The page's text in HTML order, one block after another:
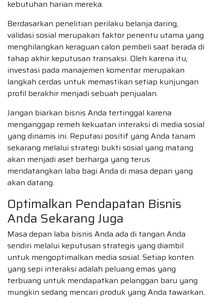
kebutuhan harian mereka.
Berdasarkan penelitian perilaku belanja daring,
validasi sosial merupakan faktor penentu utama yang
menghilangkan keraguan calon pembeli saat berada di
tahap akhir keputusan transaksi. Oleh karena itu,
investasi pada manajemen komentar merupakan
langkah cerdas untuk memastikan setiap kunjungan
profil berakhir menjadi sebuah penjualan.
Jangan biarkan bisnis Anda tertinggal karena
menganggap remeh kekuatan interaksi di media sosial
yang dinamis ini. Reputasi positif yang Anda tanam
sekarang melalui strategi bukti sosial yang matang
akan menjadi aset berharga yang terus
mendatangkan laba bagi Anda di masa depan yang
akan datang.
Optimalkan Pendapatan Bisnis
Anda Sekarang Juga
Masa depan laba bisnis Anda ada di tangan Anda
sendiri melalui keputusan strategis yang diambil
untuk mengoptimalkan media sosial. Setiap konten
yang sepi interaksi adalah peluang emas yang
terbuang untuk mendapatkan pelanggan baru yang
mungkin sedang mencari produk yang Anda tawarkan.